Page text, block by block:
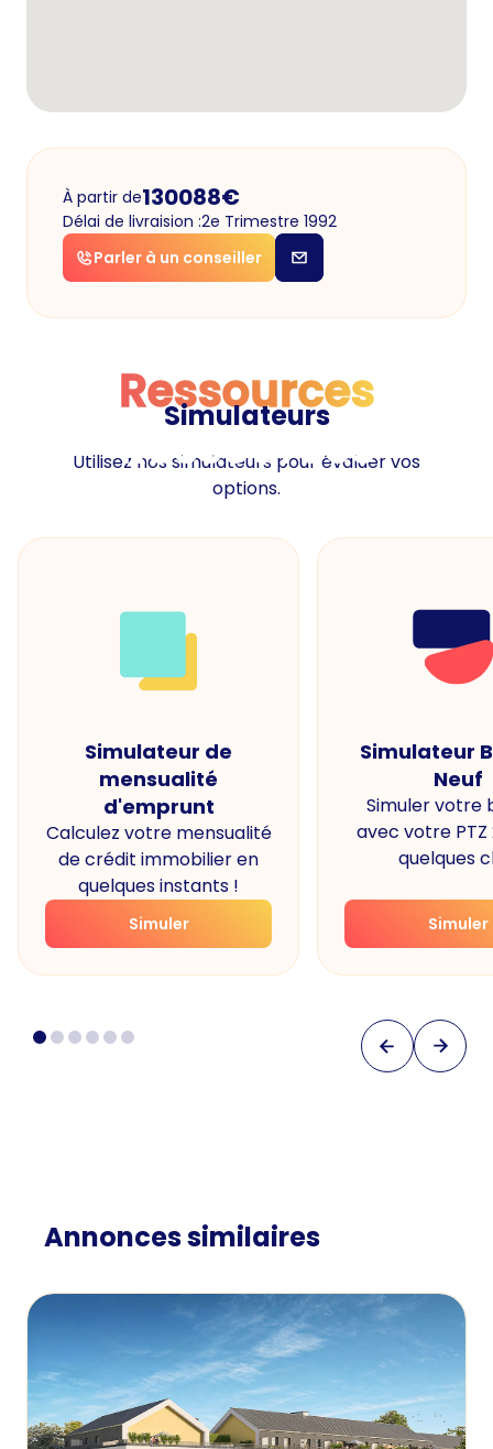
À partir de130088€
Délai de livraision :2e Trimestre 1992
Parler à un conseiller
Ressources
Ressources
Simulateurs
Utilisez nos simulateurs pour évaluer vos
options.
Simulateur de
mensualité
d'emprunt
Calculez votre mensualité
de crédit immobilier en
quelques instants !
Simuler
Simulateur
Neuf
Simuler votre
avec votre PTZ
quelques
Simuler
Annonces similaires